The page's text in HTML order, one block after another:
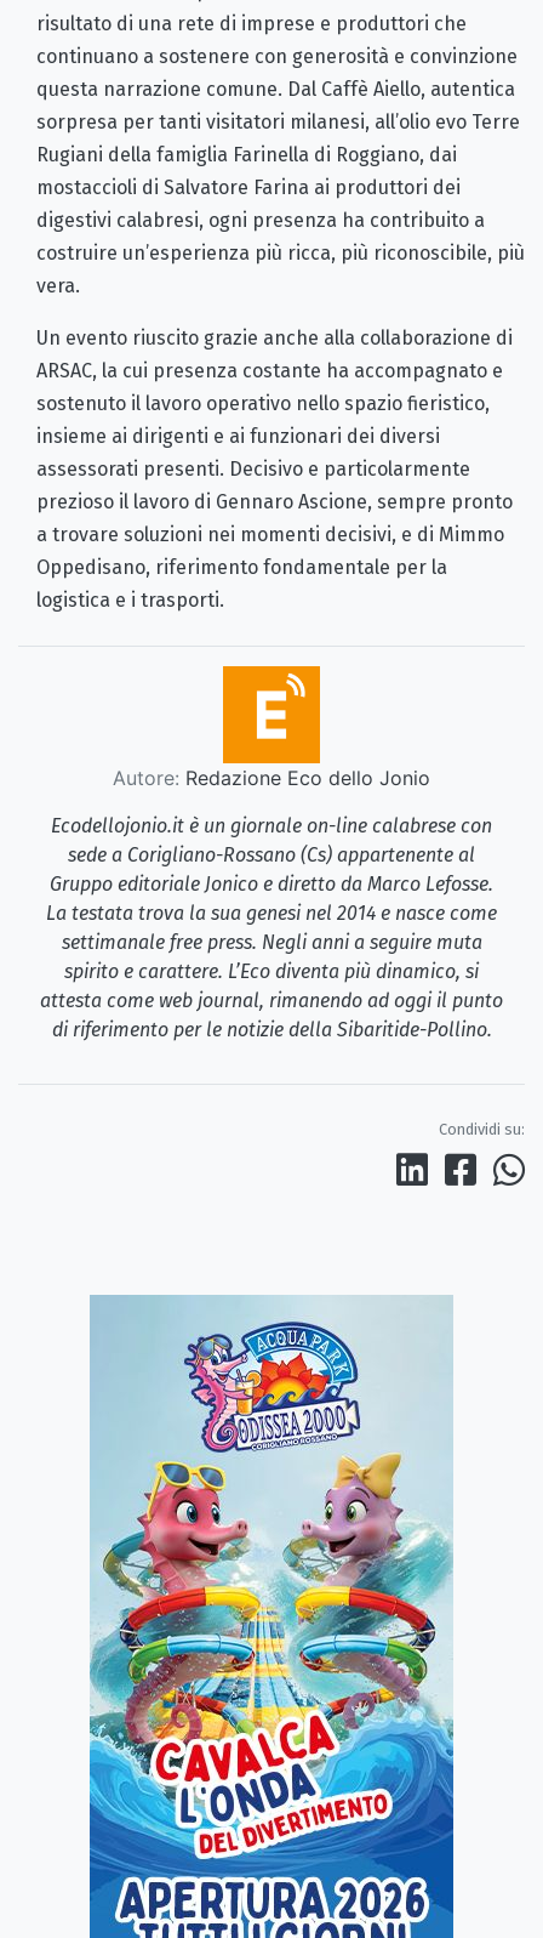
risultato di una rete di imprese e produttori che
continuano a sostenere con generosità e convinzione
questa narrazione comune. Dal Caffè Aiello, autentica
sorpresa per tanti visitatori milanesi, all’olio evo Terre
Rugiani della famiglia Farinella di Roggiano, dai
mostaccioli di Salvatore Farina ai produttori dei
digestivi calabresi, ogni presenza ha contribuito a
costruire un’esperienza più ricca, più riconoscibile, più
vera.
Un evento riuscito grazie anche alla collaborazione di
ARSAC, la cui presenza costante ha accompagnato e
sostenuto il lavoro operativo nello spazio fieristico,
insieme ai dirigenti e ai funzionari dei diversi
assessorati presenti. Decisivo e particolarmente
prezioso il lavoro di Gennaro Ascione, sempre pronto
a trovare soluzioni nei momenti decisivi, e di Mimmo
Oppedisano, riferimento fondamentale per la
logistica e i trasporti.
Autore: Redazione Eco dello Jonio
Ecodellojonio.it è un giornale on-line calabrese con
sede a Corigliano-Rossano (Cs) appartenente al
Gruppo editoriale Jonico e diretto da Marco Lefosse.
La testata trova la sua genesi nel 2014 e nasce come
settimanale free press. Negli anni a seguire muta
spirito e carattere. L’Eco diventa più dinamico, si
attesta come web journal, rimanendo ad oggi il punto
di riferimento per le notizie della Sibaritide-Pollino.
Condividi su: